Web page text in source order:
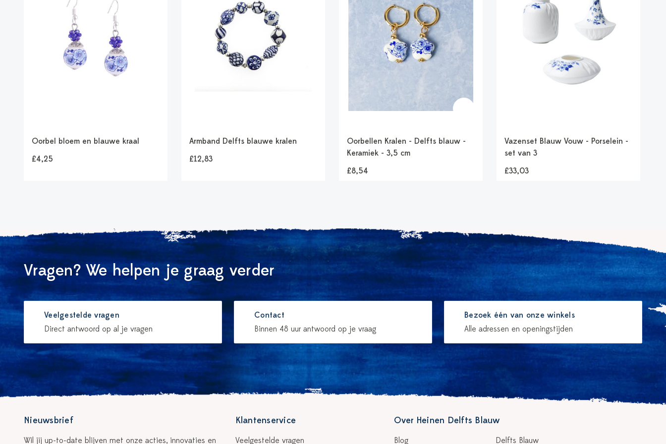
Oorbel bloem en blauwe kraal
£4,25
Armband Delfts blauwe kralen
£12,83
Oorbellen Kralen - Delfts blauw -
Keramiek - 3,5 cm
£8,54
Vazenset Blauw Vouw - Porselein -
set van 3
£33,03
Vragen? We helpen je graag verder
Veelgestelde vragen
Direct antwoord op al je vragen
Contact
Binnen 48 uur antwoord op je vraag
Bezoek één van onze winkels
Alle adressen en openingstijden
Nieuwsbrief
Wil jij up-to-date blijven met onze acties, innovaties en
Klantenservice
Veelgestelde vragen
Over Heinen Delfts Blauw
Blog Delfts Blauw